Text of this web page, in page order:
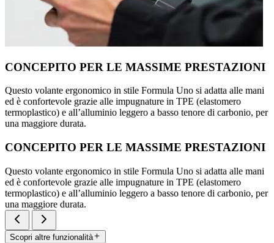
CONCEPITO PER LE MASSIME PRESTAZIONI
Questo volante ergonomico in stile Formula Uno si adatta alle mani
ed è confortevole grazie alle impugnature in TPE (elastomero
termoplastico) e all’alluminio leggero a basso tenore di carbonio, per
una maggiore durata.
CONCEPITO PER LE MASSIME PRESTAZIONI
Questo volante ergonomico in stile Formula Uno si adatta alle mani
ed è confortevole grazie alle impugnature in TPE (elastomero
termoplastico) e all’alluminio leggero a basso tenore di carbonio, per
una maggiore durata.
Scopri altre funzionalità